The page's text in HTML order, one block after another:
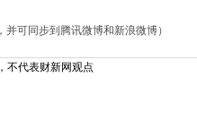
并可同步到腾讯微博和新浪微博）